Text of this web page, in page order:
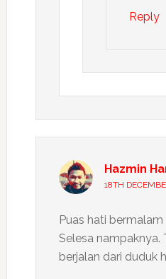
Reply
Hazmin
18TH
Puas hati
Selesa nampaknya.
berjalan dari duduk